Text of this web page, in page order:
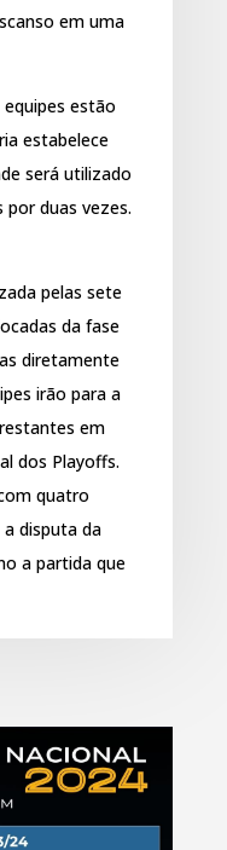
em uma
estão
estabelece
será utilizado
duas vezes.
pelas sete
da fase
diretamente
irão para a
em
dos Playoffs.
quatro
disputa da
a partida que